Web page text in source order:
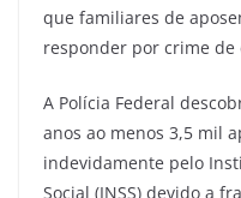
que familiares de
responder por crime de
A Polícia Federal
anos ao menos 3,5 mil
indevidamente pelo
Social (INSS) devido a